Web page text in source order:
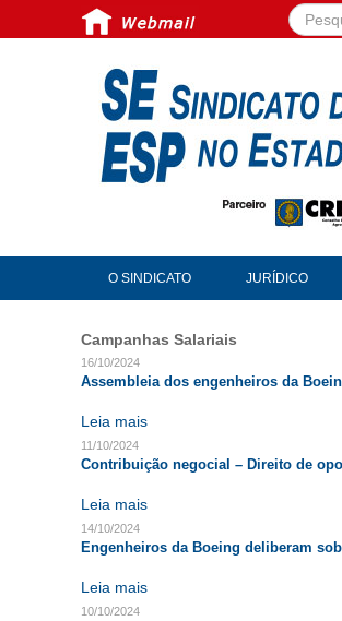
O SINDICATO JURÍDICO
Campanhas Salariais
16/10/2024
Assembleia dos engenheiros da
Leia mais
11/10/2024
Contribuição negocial – Direito de
Leia mais
14/10/2024
Engenheiros da Boeing deliberam
Leia mais
10/10/2024